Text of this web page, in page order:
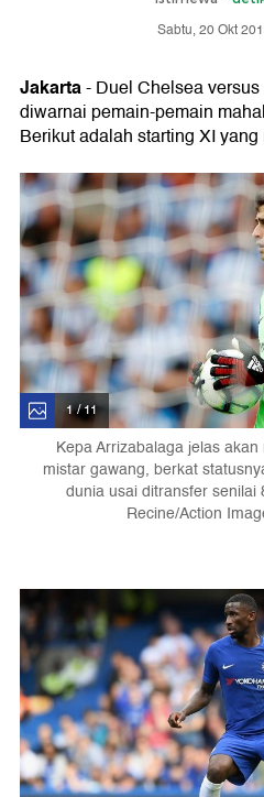
Sabtu, 20 Okt
Jakarta- Duel Chelsea
diwarnai pemain-pemain
Berikut adalah starting XI
1 / 11
Kepa Arrizabalaga jelas
mistar gawang, berkat
dunia usai ditransfer
Recine/Action